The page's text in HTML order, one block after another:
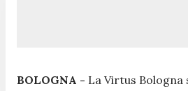
BOLOGNA - La Virtus